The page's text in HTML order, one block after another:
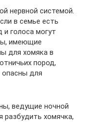
нервной системой.
в семье есть
голоса могут
имеющие
для хомяка в
пород,
для
ведущие ночной
хомячка,